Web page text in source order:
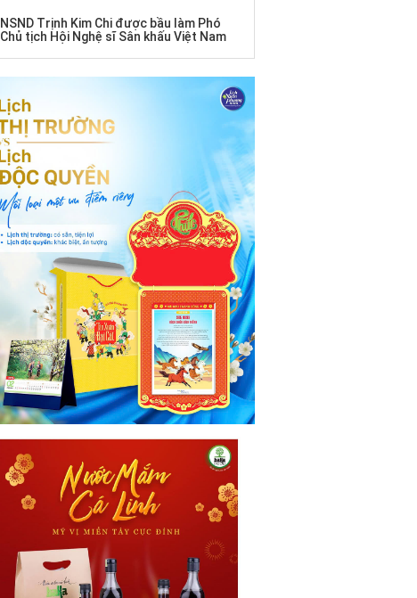
NSND Trịnh Kim Chi được bầu làm Phó
Chủ tịch Hội Nghệ sĩ Sân khấu Việt Nam